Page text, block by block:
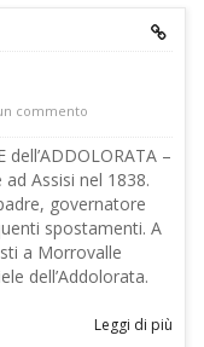
commento
–
Assisi nel 1838.
governatore
spostamenti. A
a Morrovalle
dell’Addolorata.
Leggi di più